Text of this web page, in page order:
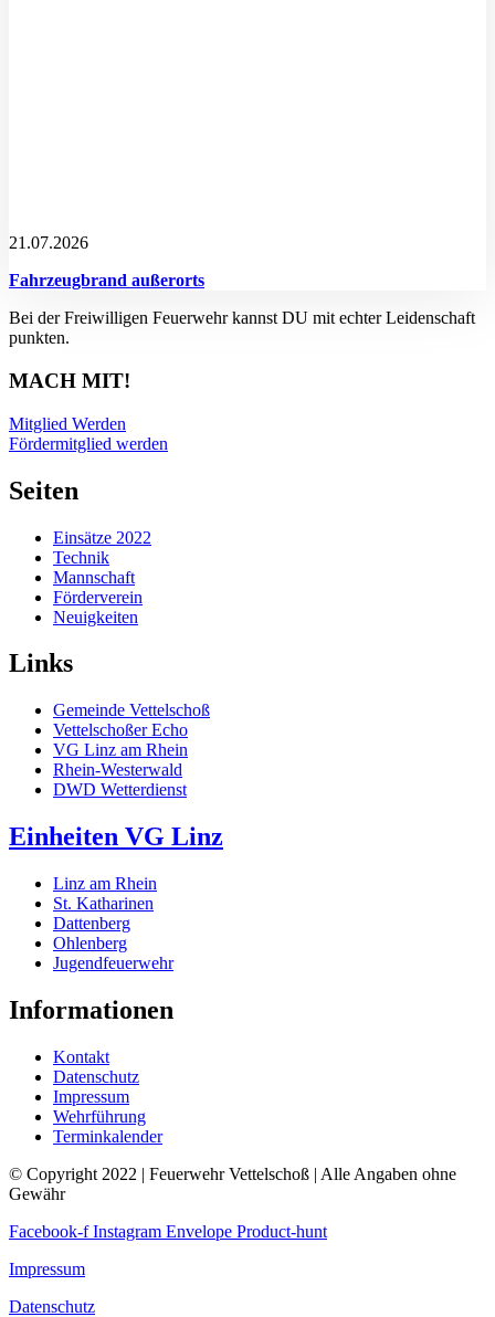
21.07.2026
Fahrzeugbrand außerorts
Bei der Freiwilligen Feuerwehr kannst DU mit echter Leidenschaft
punkten.
MACH MIT!
Mitglied Werden
Fördermitglied werden
Seiten
Einsätze 2022
Technik
Mannschaft
Förderverein
Neuigkeiten
Links
Gemeinde Vettelschoß
Vettelschoßer Echo
VG Linz am Rhein
Rhein-Westerwald
DWD Wetterdienst
Einheiten VG Linz
Linz am Rhein
St. Katharinen
Dattenberg
Ohlenberg
Jugendfeuerwehr
Informationen
Kontakt
Datenschutz
Impressum
Wehrführung
Terminkalender
© Copyright 2022 | Feuerwehr Vettelschoß | Alle Angaben ohne
Gewähr
Facebook-f Instagram Envelope Product-hunt
Impressum
Datenschutz